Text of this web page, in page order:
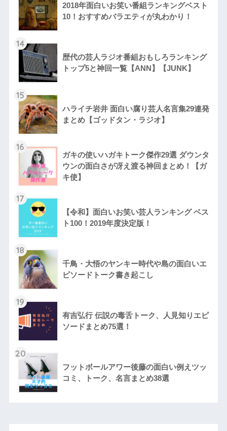
2018年面白いお笑い番組ランキングベスト
10！おすすめバラエティが丸わかり！
14
歴代の芸人ラジオ番組おもしろランキング
トップ5と神回一覧【ANN】【JUNK】
15
ハライチ岩井 面白い腐り芸人名言集29連発
まとめ【ゴッドタン・ラジオ】
16
ガキの使いハガキトーク傑作29選 ダウンタ
ウンの面白さが冴え渡る神回まとめ！【ガ
キ使】
17
【令和】面白いお笑い芸人ランキング ベス
ト100！2019年度決定版！
18
千鳥・大悟のヤンキー時代や島の面白いエ
ピソードトーク書き起こし
19
有吉弘行 伝説の毒舌トーク、人見知りエピ
ソードまとめ75選！
20
フットボールアワー後藤の面白い例えツッ
コミ、トーク、名言まとめ38選